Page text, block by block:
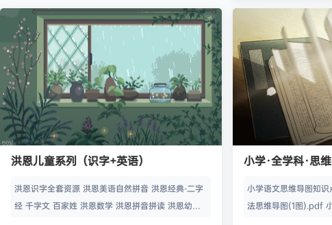
洪恩儿童系列（识字+英语）
洪恩识字全套资源 洪恩美语自然拼音 洪恩经典-二字
经 千字文 百家姓 洪恩数学 洪恩拼音拼读 洪恩幼儿
小学·全学科·思
小学语文思维导图知
法思维导图(1图).pdf